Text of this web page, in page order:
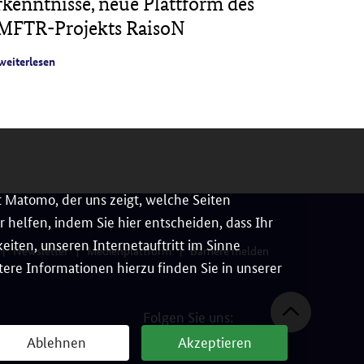
der uns zeigt, welche Seiten
helfen, indem Sie hier entscheiden, dass Ihr
unseren Internetauftritt im Sinne
Informationen hierzu finden Sie in unserer
Ablehnen Akzeptieren
Projekts RaisoN
Newsletter Medienplattform Barriere melden
Folgen Sie uns: